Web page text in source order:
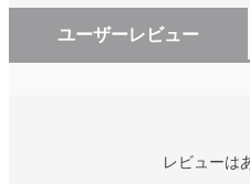
ユーザーレビュー
レビューは